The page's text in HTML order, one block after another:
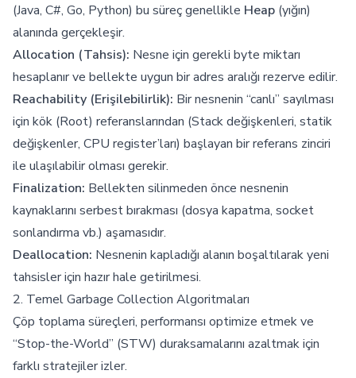
(Java, C#, Go, Python) bu süreç genellikle Heap (yığın)
alanında gerçekleşir.
Allocation (Tahsis): Nesne için gerekli byte miktarı
hesaplanır ve bellekte uygun bir adres aralığı rezerve edilir.
Reachability (Erişilebilirlik): Bir nesnenin “canlı” sayılması
için kök (Root) referanslarından (Stack değişkenleri, statik
değişkenler, CPU register’ları) başlayan bir referans zinciri
ile ulaşılabilir olması gerekir.
Finalization: Bellekten silinmeden önce nesnenin
kaynaklarını serbest bırakması (dosya kapatma, socket
sonlandırma vb.) aşamasıdır.
Deallocation: Nesnenin kapladığı alanın boşaltılarak yeni
tahsisler için hazır hale getirilmesi.
2. Temel Garbage Collection Algoritmaları
Çöp toplama süreçleri, performansı optimize etmek ve
“Stop-the-World” (STW) duraksamalarını azaltmak için
farklı stratejiler izler.